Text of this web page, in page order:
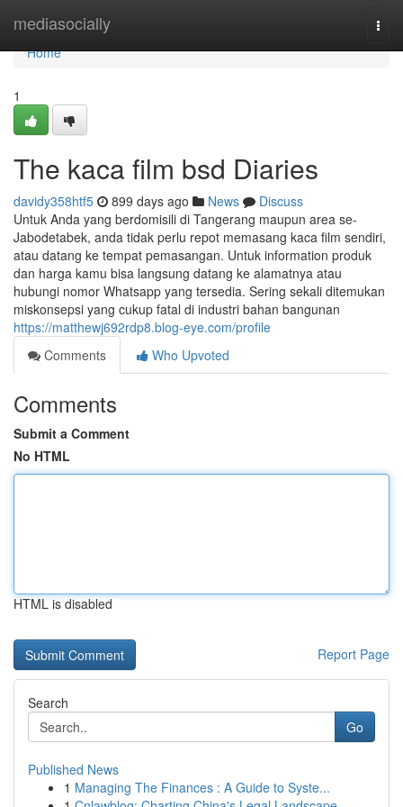
mediasocially
Home
Home
1
The kaca film bsd Diaries
davidy358htf5 899 days ago News
Discuss
Untuk Anda yang berdomisili di Tangerang maupun area se-
Jabodetabek, anda tidak perlu repot memasang kaca film sendiri,
atau datang ke tempat pemasangan. Untuk information produk
dan harga kamu bisa langsung datang ke alamatnya atau
hubungi nomor Whatsapp yang tersedia. Sering sekali ditemukan
miskonsepsi yang cukup fatal di industri bahan bangunan
https://matthewj692rdp8.blog-eye.com/profile
Comments
Who Upvoted
Comments
Submit a Comment
No HTML
HTML is disabled
Report Page
Search
Go
Published News
1 Managing The Finances : A Guide to Syste...